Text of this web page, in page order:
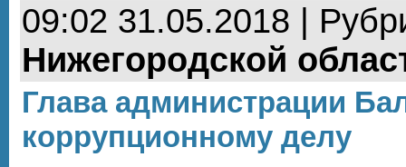
09:02 31.05.2018 |
Нижегородской
Глава администрации
коррупционному делу